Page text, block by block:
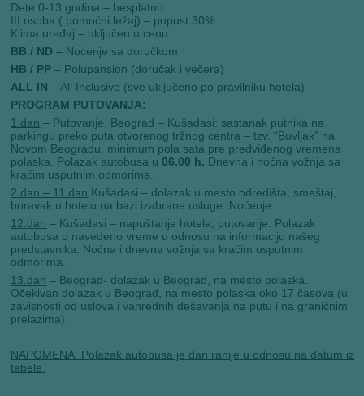
Dete 0-13 godina – besplatno
III osoba ( pomoćni ležaj) – popust 30%
Klima uređaj – uključen u cenu
BB / ND – Noćenje sa doručkom
HB / PP – Polupansion (doručak i večera)
ALL IN – All Inclusive (sve uključeno po pravilniku hotela)
PROGRAM PUTOVANJA:
1.dan – Putovanje. Beograd – Kušadasi: sastanak putnika na
parkingu preko puta otvorenog tržnog centra – tzv. “Buvljak” na
Novom Beogradu, minimum pola sata pre predviđenog vremena
polaska. Polazak autobusa u 06.00 h. Dnevna i noćna vožnja sa
kraćim usputnim odmorima.
2.dan – 11.dan Kušadasi – dolazak u mesto odredišta, smeštaj,
boravak u hotelu na bazi izabrane usluge. Noćenje.
12.dan – Kušadasi – napuštanje hotela, putovanje. Polazak
autobusa u navedeno vreme u odnosu na informaciju našeg
predstavnika. Noćna i dnevna vožnja sa kraćim usputnim
odmorima.
13.dan – Beograd- dolazak u Beograd, na mesto polaska.
Očekivan dolazak u Beograd, na mesto polaska oko 17 časova (u
zavisnosti od uslova i vanrednih dešavanja na putu i na graničnim
prelazima).
NAPOMENA: Polazak autobusa je dan ranije u odnosu na datum iz
tabele.